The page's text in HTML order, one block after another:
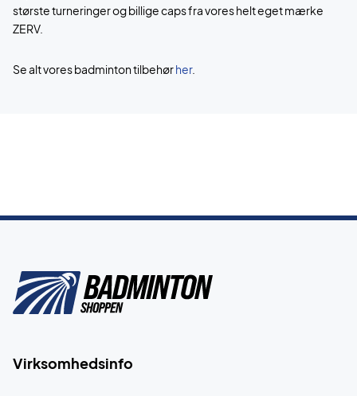
største turneringer og billige caps fra vores helt eget mærke
ZERV.
Se alt vores badminton tilbehørher.
Virksomhedsinfo